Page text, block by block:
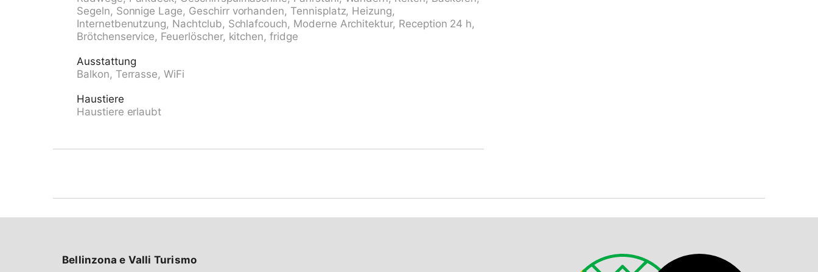
geeignet. Maße: Höhe 205 cm Breite 220 cm. Einkaufsgeschäft 400 m,
Lebensmittelgeschäft, Supermarkt 600 m, Einkaufszentrum 1.4 km, Bäckerei,
Fußgängerzone 400 m, Zentrum zu Fuss in 10 Minuten erreichbar, Bushaltestelle
"Ascona Centro (Bus Nr. 1)" 400 m, Bahnstation "SBB-CFF Locarno-Muralto" 4.7 km,
Sandstrand "Bagno Pubblico Ascona" 1.3 km, Badesee "Lago Maggiore" 1.3 km, See
Lago Maggiore 500 m. Golfplatz (18 Loch) 1 km, Tennis 1 km. Nahe gelegene
Ascona, Falconeria, Kamelienpark, Piazza Grande, Castelli di Bellinzona, Monte Verità,
Ascona, Brissago Inseln. Bekannte Seen in der Umgebung sind gut erreichbar: Lago
Lema. Bitte beachten: Babyausstattung auf Anfrage (extra). Be- und Entladen am
UNBEDINGT Vorreservieren.
Segeln, Sonnige Lage, Geschirr vorhanden, Tennisplatz, Heizung,
Internetbenutzung, Nachtclub, Schlafcouch, Moderne Architektur, Reception 24 h,
Brötchenservice, Feuerlöscher, kitchen, fridge
Ausstattung
Balkon, Terrasse, WiFi
Haustiere
Haustiere erlaubt
Bellinzona e Valli Turismo